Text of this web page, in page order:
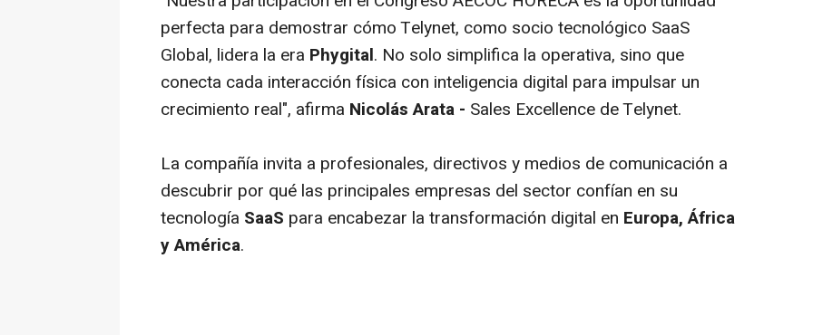
perfecta para demostrar cómo Telynet, como socio tecnológico SaaS
Global, lidera la era Phygital. No solo simplifica la operativa, sino que
conecta cada interacción física con inteligencia digital para impulsar un
crecimiento real", afirma Nicolás Arata - Sales Excellence de Telynet.
La compañía invita a profesionales, directivos y medios de comunicación a
descubrir por qué las principales empresas del sector confían en su
tecnología SaaS para encabezar la transformación digital en Europa, África
y América.